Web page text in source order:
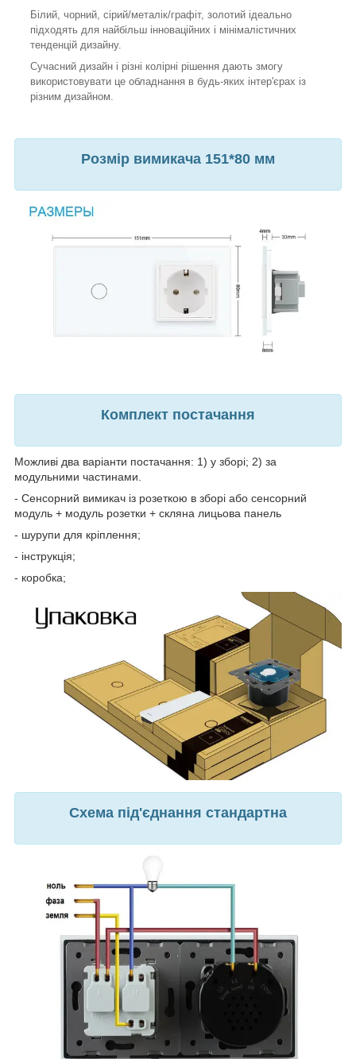
Білий, чорний, сірий/металік/графіт, золотий ідеально
підходять для найбільш інноваційних і мінімалістичних
тенденцій дизайну.
Сучасний дизайн і різні колірні рішення дають змогу
використовувати це обладнання в будь-яких інтер'єрах із
різним дизайном.
Розмір вимикача 151*80 мм
Комплект постачання
Можливі два варіанти постачання: 1) у зборі; 2) за
модульними частинами.
- Сенсорний вимикач із розеткою в зборі або сенсорний
модуль + модуль розетки + скляна лицьова панель
- шурупи для кріплення;
- інструкція;
- коробка;
Схема під'єднання стандартна